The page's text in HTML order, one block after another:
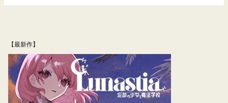
シ
ョ
ン
投
【最新作】